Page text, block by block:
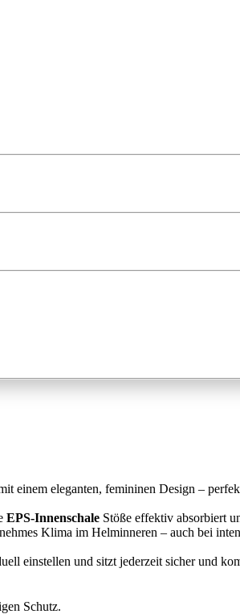
einem eleganten, femininen Design –
EPS-Innenschale Stöße effektiv absorbiert
Klima im Helminneren – auch bei
einstellen und sitzt jederzeit sicher und
Schutz.